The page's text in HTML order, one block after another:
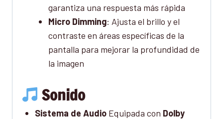
garantiza una respuesta más rápida
Micro Dimming: Ajusta el brillo y el
contraste en áreas específicas de la
pantalla para mejorar la profundidad de
la imagen
Sonido
Sistema de Audio Equipada con Dolby